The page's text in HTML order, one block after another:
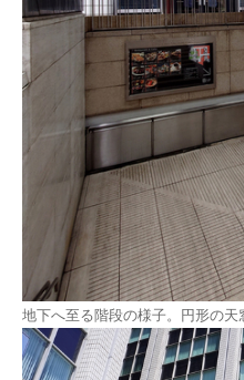
地下へ至る階段の様子。円形の天